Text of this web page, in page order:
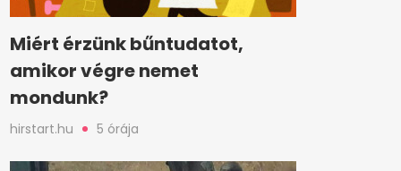
Miért érzünk bűntudatot,
amikor végre nemet
mondunk?
hirstart.hu 5 órája